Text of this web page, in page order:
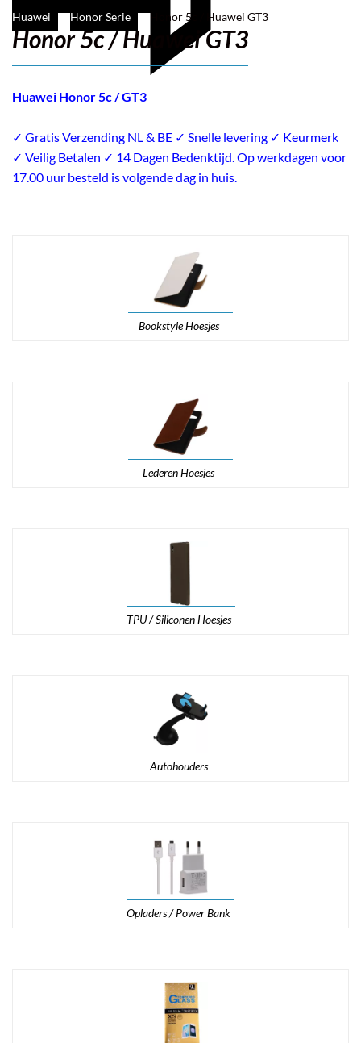
Huawei Honor Serie Honor 5c / Huawei GT3
Honor 5c / Huawei GT3
Huawei Honor 5c / GT3
✓ Gratis Verzending NL & BE ✓ Snelle levering ✓ Keurmerk
✓ Veilig Betalen ✓ 14 Dagen Bedenktijd. Op werkdagen voor
17.00 uur besteld is volgende dag in huis.
Bookstyle Hoesjes
Lederen Hoesjes
TPU / Siliconen Hoesjes
Autohouders
Opladers / Power Bank